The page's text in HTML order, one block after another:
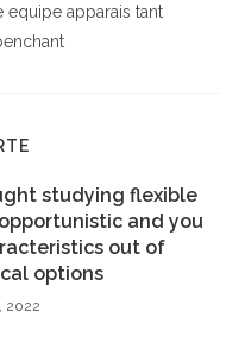
equipe apparais tant
studying flexible
and you
out of
options
2022